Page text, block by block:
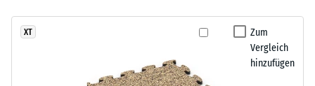
Zum
Vergleich
hinzufügen
XT